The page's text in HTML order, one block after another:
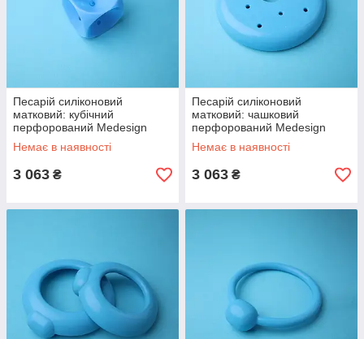
Песарій силіконовий
матковий: кубічний
перфорований Medesign
Немає в наявності
3 063 ₴
Песарій силіконовий
матковий: чашковий
перфорований Medesign
Немає в наявності
3 063 ₴